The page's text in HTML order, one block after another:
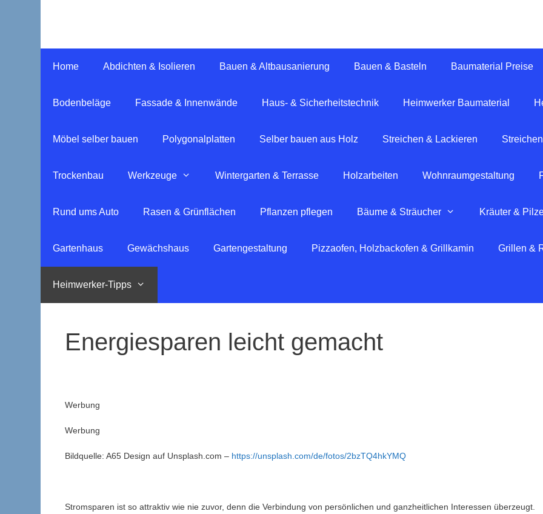
Home Abdichten & Isolieren Bauen & Altbausanierung Bauen & Basteln Baumaterial Preise
Bodenbeläge Fassade & Innenwände Haus- & Sicherheitstechnik Heimwerker Baumaterial
Möbel selber bauen Polygonalplatten Selber bauen aus Holz Streichen & Lackieren
Trockenbau Werkzeuge Wintergarten & Terrasse Holzarbeiten Wohnraumgestaltung
Rund ums Auto Rasen & Grünflächen Pflanzen pflegen Bäume & Sträucher Kräuter &
Gartenhaus Gewächshaus Gartengestaltung Pizzaofen, Holzbackofen & Grillkamin Grillen &
Heimwerker-Tipps
Energiesparen leicht gemacht
Werbung
Werbung
Bildquelle: A65 Design auf Unsplash.com – https://unsplash.com/de/fotos/2bzTQ4hkYMQ
Stromsparen ist so attraktiv wie nie zuvor, denn die Verbindung von persönlichen und ganzheitlichen Interessen überzeugt.